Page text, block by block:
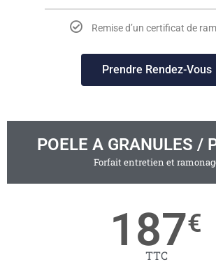
Remise d’un certificat de
Prendre Rendez-Vous
POELE A GRANULES /
Forfait entretien et
187€
TTC